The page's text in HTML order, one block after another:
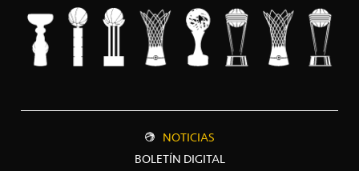
NOTICIAS
BOLETÍN DIGITAL